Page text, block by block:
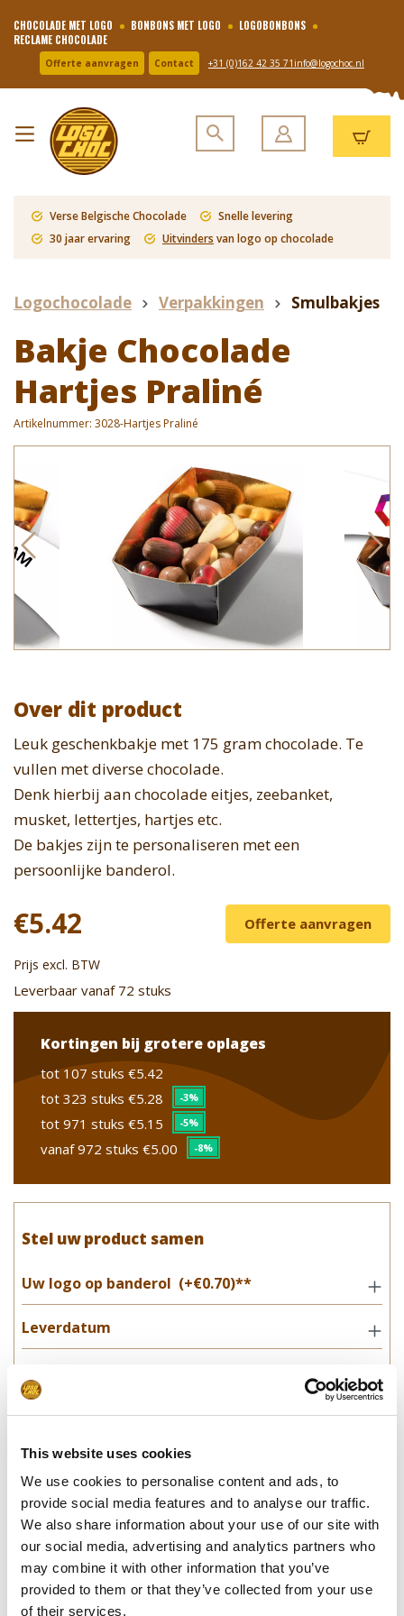
This website uses cookies
We use cookies to personalise content and ads, to
provide social media features and to analyse our traffic.
We also share information about your use of our site with
our social media, advertising and analytics partners who
may combine it with other information that you’ve
provided to them or that they’ve collected from your use
of their services.
CHOCOLADE MET LOGO BONBONS MET LOGO
LOGOBONBONS
RECLAME CHOCOLADE
Offerte aanvragen Contact +31 (0)162 42 35 71 info@logochoc.nl
Verse Belgische Chocolade
Snelle levering
30 jaar ervaring
Uitvinders van logo op chocolade
Logochocolade Verpakkingen Smulbakjes
Bakje Chocolade
Hartjes Praliné
Artikelnummer: 3028-Hartjes Praliné
Over dit product
Leuk geschenkbakje met 175 gram chocolade. Te
vullen met diverse chocolade.
Denk hierbij aan chocolade eitjes, zeebanket,
musket, lettertjes, hartjes etc.
De bakjes zijn te personaliseren met een
persoonlijke banderol.
€5.42 Offerte aanvragen
Prijs excl. BTW
Leverbaar vanaf 72 stuks
Kortingen bij grotere oplages
tot 107 stuks €5.42
tot 323 stuks €5.28 -3%
tot 971 stuks €5.15 -5%
vanaf 972 stuks €5.00 -8%
Stel uw product samen
Uw logo op banderol (+€0.70)**
Leverdatum
**Uiteindelijke prijzen kunnen afwijken door mogelijke hercalculaties in
de winkelwagen.
Specificaties